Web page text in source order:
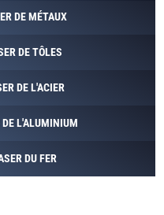
DE MÉTAUX
DE TÔLES
DE L'ACIER
DE L'ALUMINIUM
DU FER